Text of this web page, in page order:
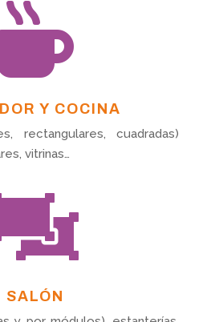
Y COCINA
rectangulares, cuadradas)
vitrinas…
SALÓN